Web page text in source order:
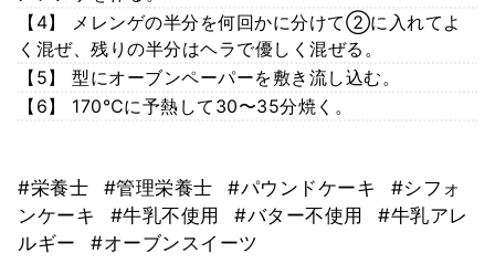
【4】 メレンゲの半分を何回かに分けて②に入れてよ
く混ぜ、残りの半分はヘラで優しく混ぜる。
【5】 型にオーブンペーパーを敷き流し込む。
【6】 170℃に予熱して30〜35分焼く。
#栄養士 #管理栄養士 #パウンドケーキ
#シフォ
ンケーキ
#牛乳不使用 #バター不使用
#牛乳アレ
ルギー
#オーブンスイーツ